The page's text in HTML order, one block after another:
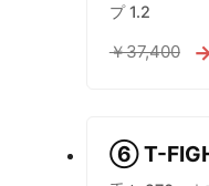
プ 1.2
￥37,400
⑥ T-